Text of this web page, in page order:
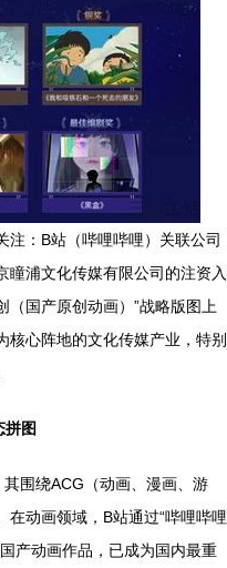
注：B站（哔哩哔哩）关联公司
瞳浦文化传媒有限公司的注资入
（国产原创动画）”战略版图上
核心阵地的文化传媒产业，特别
拼图
围绕ACG（动画、漫画、游
动画领域，B站通过“哔哩哔哩
产动画作品，已成为国内最重